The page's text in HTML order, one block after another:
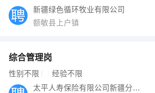
新疆绿色循环牧业有限公司
额敏县上户镇
综合管理岗
性别不限 经验不限
太平人寿保险有限公司新疆分公司